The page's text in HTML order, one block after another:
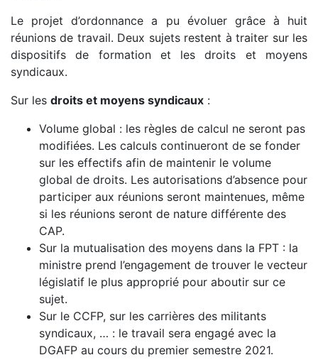
Le projet d’ordonnance a pu évoluer grâce à huit
réunions de travail. Deux sujets restent à traiter sur les
dispositifs de formation et les droits et moyens
syndicaux.
Sur les droits et moyens syndicaux :
Volume global : les règles de calcul ne seront pas
modifiées. Les calculs continueront de se fonder
sur les effectifs afin de maintenir le volume
global de droits. Les autorisations d’absence pour
participer aux réunions seront maintenues, même
si les réunions seront de nature différente des
CAP.
Sur la mutualisation des moyens dans la FPT : la
ministre prend l’engagement de trouver le vecteur
législatif le plus approprié pour aboutir sur ce
sujet.
Sur le CCFP, sur les carrières des militants
syndicaux, … : le travail sera engagé avec la
DGAFP au cours du premier semestre 2021.